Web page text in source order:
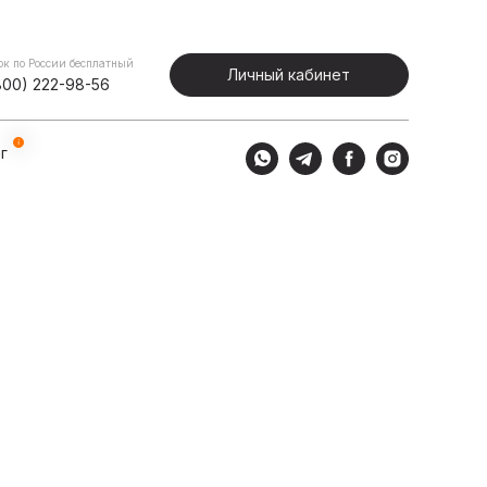
по России бесплатный
222-98-56
Личный кабинет
Личный кабинет